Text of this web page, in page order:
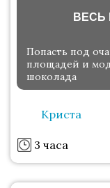
ВЕСЬ
Попасть под
площадей и
шоколада
Криста
3 часа